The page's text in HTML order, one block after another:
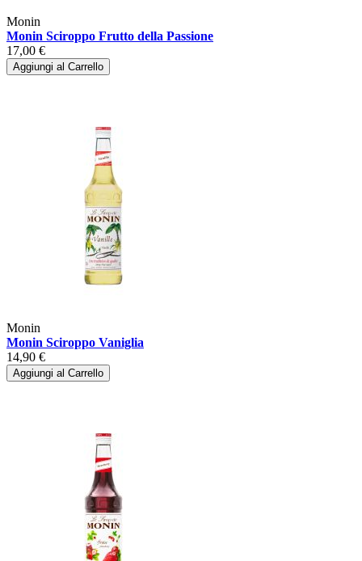
Monin
Monin Sciroppo Frutto della Passione
17,00 €
Aggiungi al Carrello
Monin
Monin Sciroppo Vaniglia
14,90 €
Aggiungi al Carrello